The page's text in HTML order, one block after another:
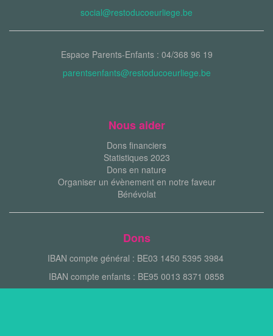
social@restoducoeurliege.be
Espace Parents-Enfants : 04/368 96 19
parentsenfants@restoducoeurliege.be
Nous aider
Dons financiers
Statistiques 2023
Dons en nature
Organiser un évènement en notre faveur
Bénévolat
Dons
IBAN compte général : BE03 1450 5395 3984
IBAN compte enfants : BE95 0013 8371 0858